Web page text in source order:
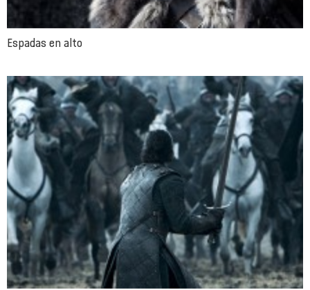
Espadas en alto